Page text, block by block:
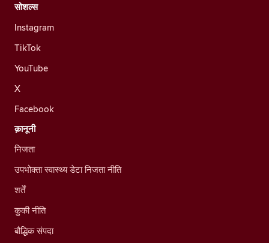
सोशल्स
Instagram
TikTok
YouTube
X
Facebook
क़ानूनी
निजता
उपभोक्ता स्वास्थ्य डेटा निजता नीति
शर्तें
कुकी नीति
बौद्धिक संपदा